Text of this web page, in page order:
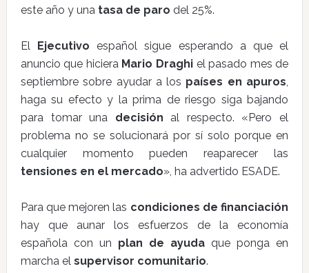
este año y una tasa de paro del 25%.
El Ejecutivo español sigue esperando a que el
anuncio que hiciera Mario Draghi el pasado mes de
septiembre sobre ayudar a los países en apuros,
haga su efecto y la prima de riesgo siga bajando
para tomar una decisión al respecto. «Pero el
problema no se solucionará por sí solo porque en
cualquier momento pueden reaparecer las
tensiones en el mercado», ha advertido ESADE.
Para que mejoren las condiciones de financiación
hay que aunar los esfuerzos de la economía
española con un plan de ayuda que ponga en
marcha el supervisor comunitario.